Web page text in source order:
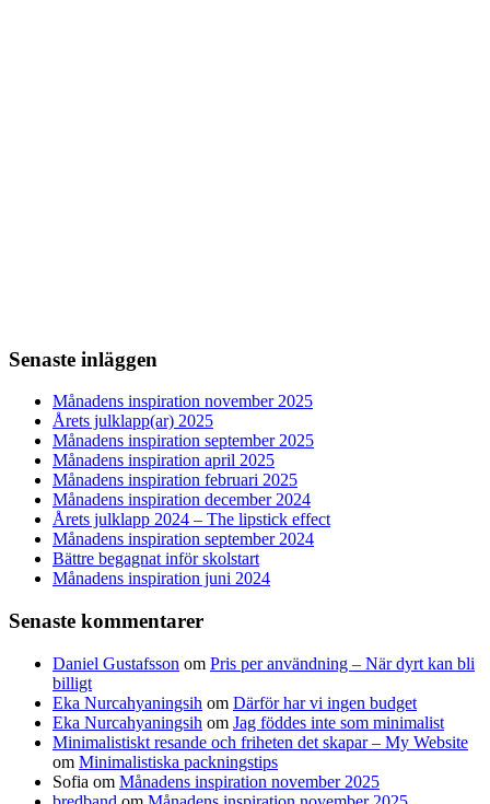
Senaste inläggen
Månadens inspiration november 2025
Årets julklapp(ar) 2025
Månadens inspiration september 2025
Månadens inspiration april 2025
Månadens inspiration februari 2025
Månadens inspiration december 2024
Årets julklapp 2024 – The lipstick effect
Månadens inspiration september 2024
Bättre begagnat inför skolstart
Månadens inspiration juni 2024
Senaste kommentarer
Daniel Gustafsson om Pris per användning – När dyrt kan bli
billigt
Eka Nurcahyaningsih om Därför har vi ingen budget
Eka Nurcahyaningsih om Jag föddes inte som minimalist
Minimalistiskt resande och friheten det skapar – My Website
om Minimalistiska packningstips
Sofia om Månadens inspiration november 2025